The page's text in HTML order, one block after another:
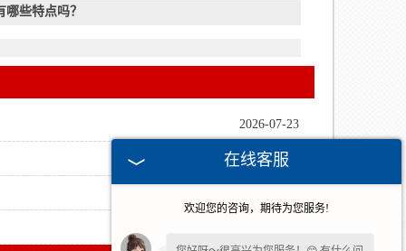
些特点吗？
2026-07-23
2026-07-16
在线客服
欢迎您的咨询，期待为您服务!